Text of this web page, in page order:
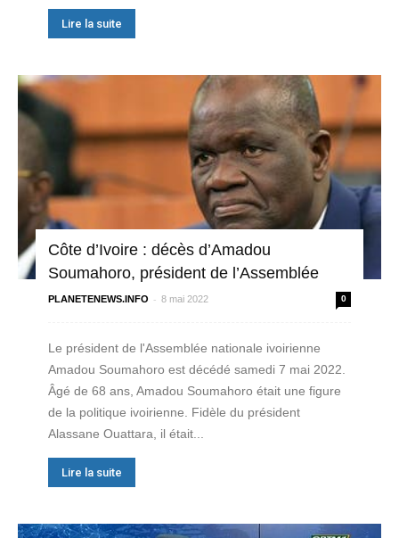
Lire la suite
Côte d’Ivoire : décès d’Amadou
Soumahoro, président de l’Assemblée
PLANETENEWS.INFO - 8 mai 2022 0
Le président de l'Assemblée nationale ivoirienne
Amadou Soumahoro est décédé samedi 7 mai 2022.
Âgé de 68 ans, Amadou Soumahoro était une figure
de la politique ivoirienne. Fidèle du président
Alassane Ouattara, il était...
Lire la suite